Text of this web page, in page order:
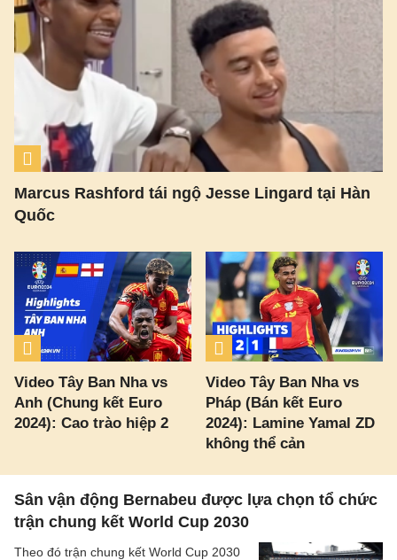
Marcus Rashford tái ngộ Jesse Lingard tại Hàn
Quốc
Video Tây Ban Nha vs
Anh (Chung kết Euro
2024): Cao trào hiệp 2
Video Tây Ban Nha vs
Pháp (Bán kết Euro
2024): Lamine Yamal ZD
không thể cản
Sân vận động Bernabeu được lựa chọn tổ chức
trận chung kết World Cup 2030
Theo đó trận chung kết World Cup 2030